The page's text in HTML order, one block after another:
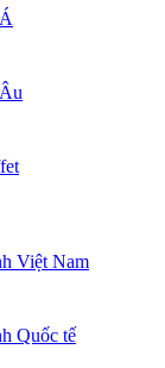
Việt Nam
Quốc tế